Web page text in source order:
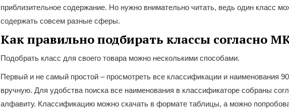
приблизительное содержание. Но нужно внимательно читать, ведь один класс
содержать совсем разные сферы.
Как правильно подбирать классы согласно
Подобрать класс для своего товара можно несколькими способами.
Первый и не самый простой – просмотреть все классификации и наименования
вручную. Для удобства поиска все наименования в классификаторе собраны
алфавиту. Классификацию можно скачать в формате таблицы, а можно